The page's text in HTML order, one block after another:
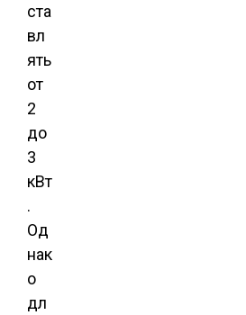
ста
вл
ять
от
2
до
3
кВт
.
Од
нак
о
дл